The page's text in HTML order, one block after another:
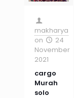
makharya
on
24
November
2021
cargo
Murah
solo